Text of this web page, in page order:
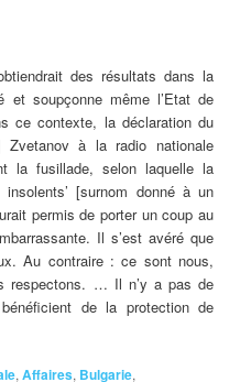
des résultats dans la
et soupçonne même l’Etat de
ce contexte, la déclaration du
Zvetanov à la radio nationale
la fusillade, selon laquelle la
[surnom donné à un
permis de porter un coup au
Il s’est avéré que
Au contraire : ce sont nous,
respectons. … Il n’y a pas de
de la protection de
,Affaires, Bulgarie,